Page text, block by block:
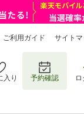
ご利用ガイド サイト
入り 予約確認